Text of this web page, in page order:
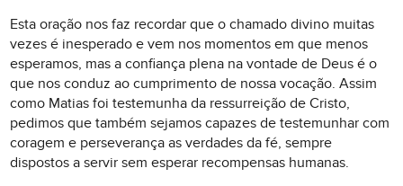
Esta oração nos faz recordar que o chamado divino muitas
vezes é inesperado e vem nos momentos em que menos
esperamos, mas a confiança plena na vontade de Deus é o
que nos conduz ao cumprimento de nossa vocação. Assim
como Matias foi testemunha da ressurreição de Cristo,
pedimos que também sejamos capazes de testemunhar com
coragem e perseverança as verdades da fé, sempre
dispostos a servir sem esperar recompensas humanas.